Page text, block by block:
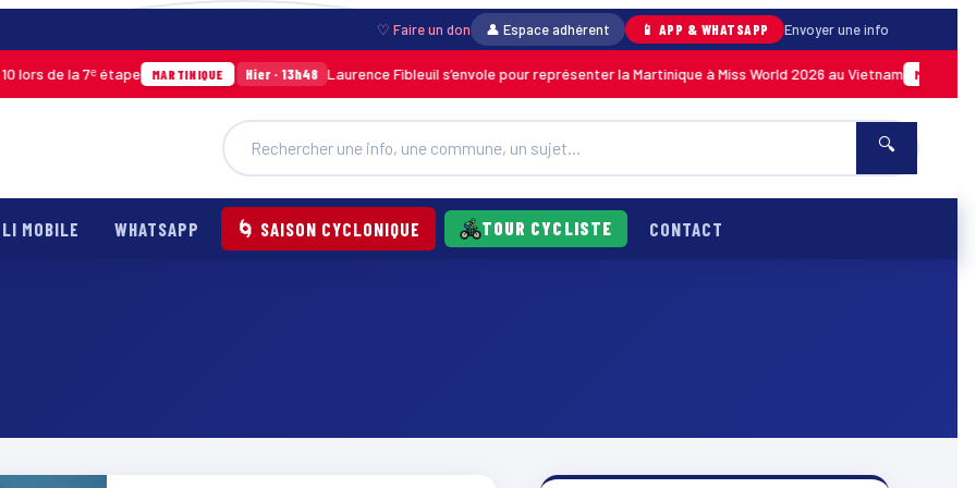
♡ Faire un don 👤 Espace adhérent 📱 APP & WHATSAPP Envoyer une info
de la 7ᵉ étape MARTINIQUE Hier · 13h48 Laurence Fibleuil s’envole pour représenter la Martinique à Miss World 2026 au Vietnam MARTINIQUE
🔍
MOBILE WHATSAPP 🌀 SAISON CYCLONIQUE TOUR CYCLISTE CONTACT